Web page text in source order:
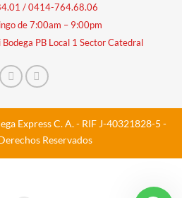
/0414-764.68.06
de 7:00am – 9:00pm
PB Local 1 Sector Catedral
Express C. A. - RIF J-40321828-5 -
Reservados